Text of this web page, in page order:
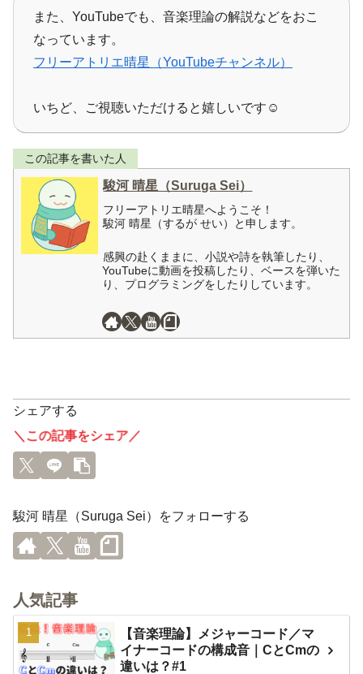
また、YouTubeでも、音楽理論の解説などをおこ
なっています。
フリーアトリエ晴星（YouTubeチャンネル）
いちど、ご視聴いただけると嬉しいです☺️
この記事を書いた人
駿河 晴星（Suruga Sei）
フリーアトリエ晴星へようこそ！
駿河 晴星（するが せい）と申します。
感興の赴くままに、小説や詩を執筆したり、
YouTubeに動画を投稿したり、ベースを弾いた
り、プログラミングをしたりしています。
シェアする
＼この記事をシェア／
駿河 晴星（Suruga Sei）をフォローする
人気記事
【音楽理論】メジャーコード／マ
イナーコードの構成音｜CとCmの
違いは？#1